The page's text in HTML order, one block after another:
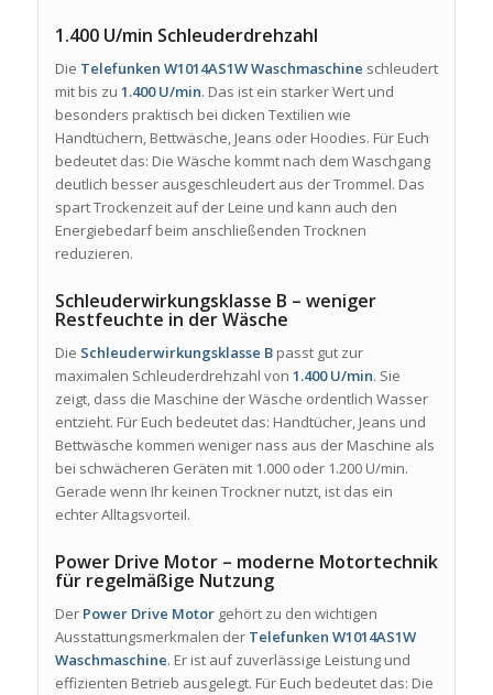
1.400 U/min Schleuderdrehzahl
Die Telefunken W1014AS1W Waschmaschine schleudert
mit bis zu 1.400 U/min. Das ist ein starker Wert und
besonders praktisch bei dicken Textilien wie
Handtüchern, Bettwäsche, Jeans oder Hoodies. Für Euch
bedeutet das: Die Wäsche kommt nach dem Waschgang
deutlich besser ausgeschleudert aus der Trommel. Das
spart Trockenzeit auf der Leine und kann auch den
Energiebedarf beim anschließenden Trocknen
reduzieren.
Schleuderwirkungsklasse B – weniger
Restfeuchte in der Wäsche
Die Schleuderwirkungsklasse Bpasst gut zur
maximalen Schleuderdrehzahl von 1.400 U/min. Sie
zeigt, dass die Maschine der Wäsche ordentlich Wasser
entzieht. Für Euch bedeutet das: Handtücher, Jeans und
Bettwäsche kommen weniger nass aus der Maschine als
bei schwächeren Geräten mit 1.000 oder 1.200 U/min.
Gerade wenn Ihr keinen Trockner nutzt, ist das ein
echter Alltagsvorteil.
Power Drive Motor – moderne Motortechnik
für regelmäßige Nutzung
Der Power Drive Motorgehört zu den wichtigen
Ausstattungsmerkmalen der Telefunken W1014AS1W
Waschmaschine. Er ist auf zuverlässige Leistung und
effizienten Betrieb ausgelegt. Für Euch bedeutet das: Die